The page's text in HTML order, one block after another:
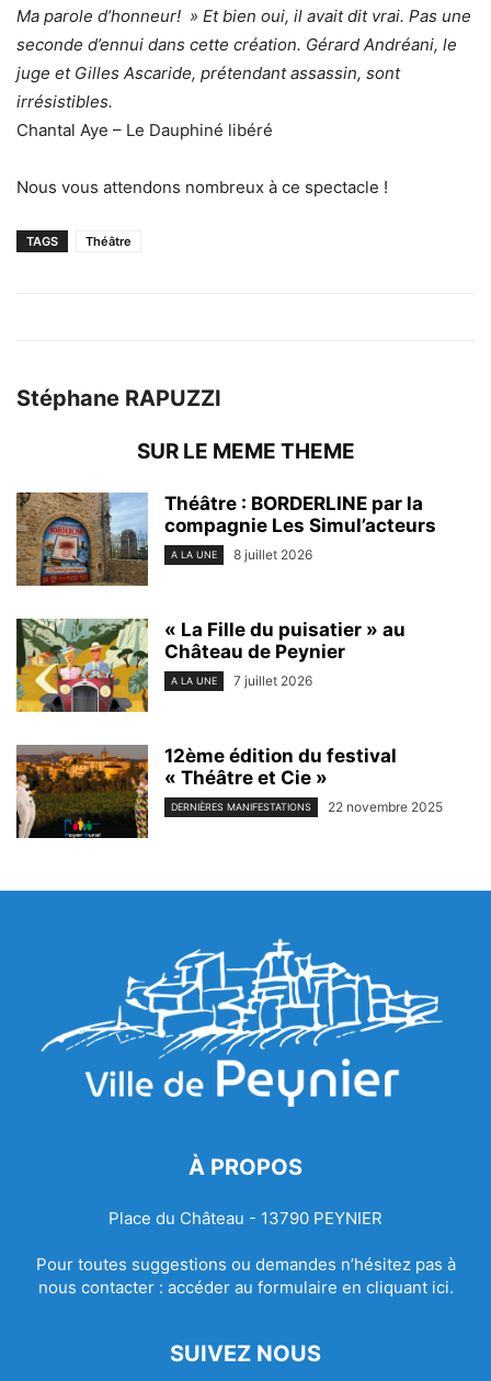
Ma parole d’honneur! » Et bien oui, il avait dit vrai. Pas une
seconde d’ennui dans cette création. Gérard Andréani, le
juge et Gilles Ascaride, prétendant assassin, sont
irrésistibles.
Chantal Aye – Le Dauphiné libéré
Nous vous attendons nombreux à ce spectacle !
TAGS Théâtre
Stéphane RAPUZZI
SUR LE MEME THEME
Théâtre : BORDERLINE par la
compagnie Les Simul’acteurs
A LA UNE 8 juillet 2026
« La Fille du puisatier » au
Château de Peynier
A LA UNE 7 juillet 2026
12ème édition du festival
« Théâtre et Cie »
DERNIÈRES MANIFESTATIONS 22 novembre 2025
À PROPOS
Place du Château - 13790 PEYNIER
Pour toutes suggestions ou demandes n’hésitez pas à
nous contacter : accéder au formulaire en cliquant ici.
SUIVEZ NOUS